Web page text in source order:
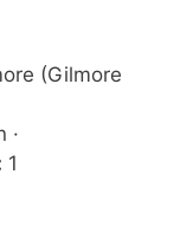
(Gilmore
·
1